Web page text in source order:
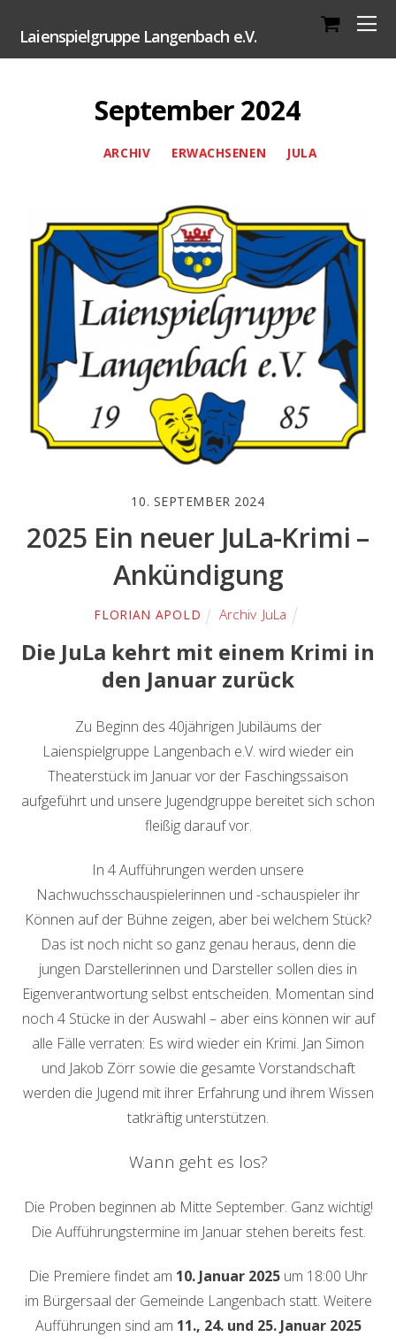
Laienspielgruppe Langenbach e.V.
September 2024
ARCHIV ERWACHSENEN JULA
10. SEPTEMBER 2024
2025 Ein neuer JuLa-Krimi –
Ankündigung
FLORIAN APOLD Archiv, JuLa
Die JuLa kehrt mit einem Krimi in
den Januar zurück
Zu Beginn des 40jährigen Jubiläums der
Laienspielgruppe Langenbach e.V. wird wieder ein
Theaterstück im Januar vor der Faschingssaison
aufgeführt und unsere Jugendgruppe bereitet sich schon
fleißig darauf vor.
In 4 Aufführungen werden unsere
Nachwuchsschauspielerinnen und -schauspieler ihr
Können auf der Bühne zeigen, aber bei welchem Stück?
Das ist noch nicht so ganz genau heraus, denn die
jungen Darstellerinnen und Darsteller sollen dies in
Eigenverantwortung selbst entscheiden. Momentan sind
noch 4 Stücke in der Auswahl – aber eins können wir auf
alle Fälle verraten: Es wird wieder ein Krimi. Jan Simon
und Jakob Zörr sowie die gesamte Vorstandschaft
werden die Jugend mit ihrer Erfahrung und ihrem Wissen
tatkräftig unterstützen.
Wann geht es los?
Die Proben beginnen ab Mitte September. Ganz wichtig!
Die Aufführungstermine im Januar stehen bereits fest.
Die Premiere findet am 10. Januar 2025 um 18:00 Uhr
im Bürgersaal der Gemeinde Langenbach statt. Weitere
Aufführungen sind am 11., 24. und 25. Januar 2025